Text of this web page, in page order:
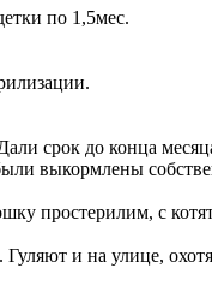
по 1,5мес.
срок до конца
выкормлены
простерилим, с
и на улице,